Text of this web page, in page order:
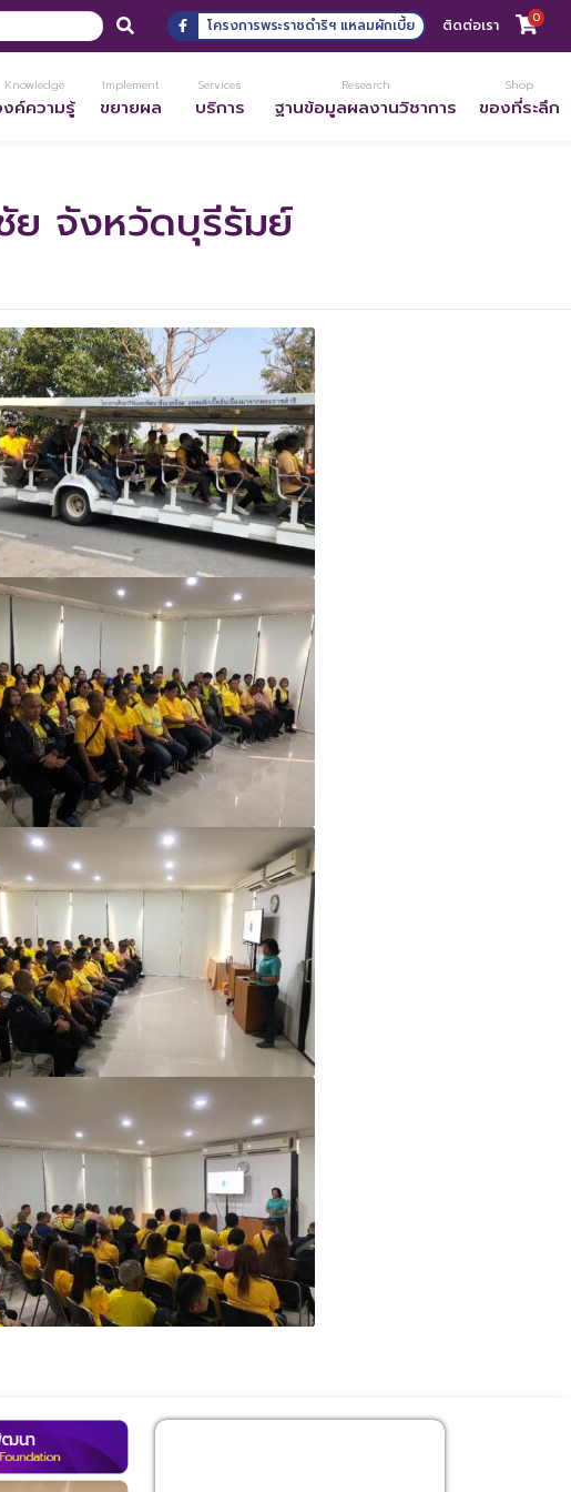
โครงการพระราชดำริฯ แหลมผักเบี้ย ติดต่อเรา 0
Knowledge
ค์ความรู้
Implement
ขยายผล
Services
บริการ
Research
ฐานข้อมูลผลงานวิชาการ
Shop
ของที่ระลึก
ย จังหวัดบุรีรัมย์